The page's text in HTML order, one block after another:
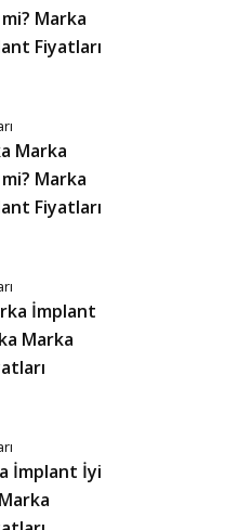
Marka
Fiyatları
Marka
Marka
Fiyatları
İmplant
Marka
İmplant İyi